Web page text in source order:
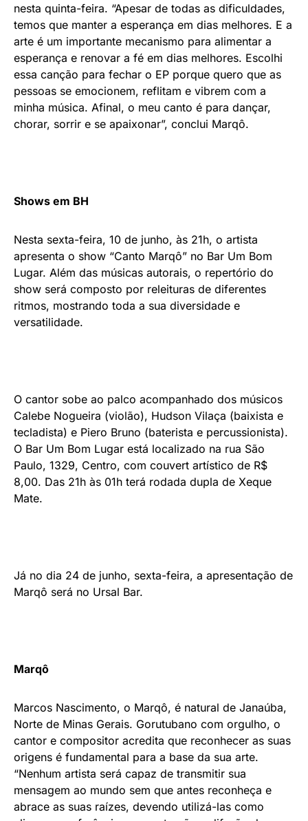
nesta quinta-feira. “Apesar de todas as dificuldades,
temos que manter a esperança em dias melhores. E a
arte é um importante mecanismo para alimentar a
esperança e renovar a fé em dias melhores. Escolhi
essa canção para fechar o EP porque quero que as
pessoas se emocionem, reflitam e vibrem com a
minha música. Afinal, o meu canto é para dançar,
chorar, sorrir e se apaixonar”, conclui Marqô.
Shows em BH
Nesta sexta-feira, 10 de junho, às 21h, o artista
apresenta o show “Canto Marqô” no Bar Um Bom
Lugar. Além das músicas autorais, o repertório do
show será composto por releituras de diferentes
ritmos, mostrando toda a sua diversidade e
versatilidade.
O cantor sobe ao palco acompanhado dos músicos
Calebe Nogueira (violão), Hudson Vilaça (baixista e
tecladista) e Piero Bruno (baterista e percussionista).
O Bar Um Bom Lugar está localizado na rua São
Paulo, 1329, Centro, com couvert artístico de R$
8,00. Das 21h às 01h terá rodada dupla de Xeque
Mate.
Já no dia 24 de junho, sexta-feira, a apresentação de
Marqô será no Ursal Bar.
Marqô
Marcos Nascimento, o Marqô, é natural de Janaúba,
Norte de Minas Gerais. Gorutubano com orgulho, o
cantor e compositor acredita que reconhecer as suas
origens é fundamental para a base da sua arte.
“Nenhum artista será capaz de transmitir sua
mensagem ao mundo sem que antes reconheça e
abrace as suas raízes, devendo utilizá-las como